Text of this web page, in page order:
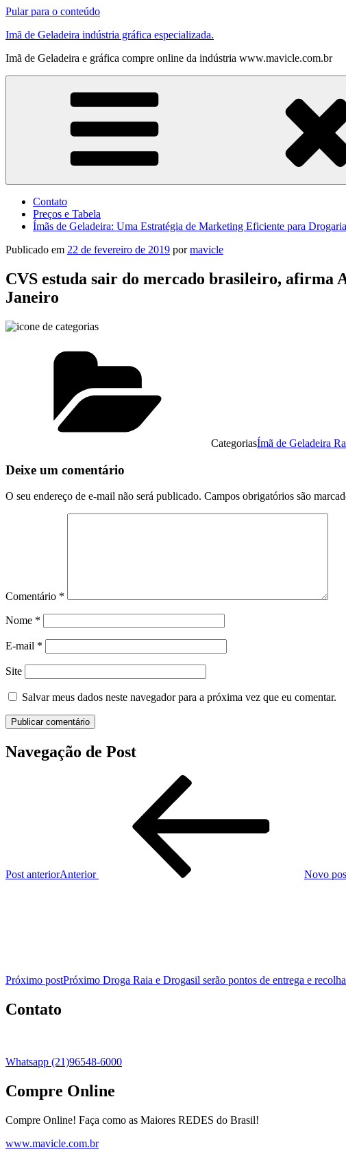
Pular para o conteúdo
Imã de Geladeira indústria gráfica especializada.
Imã de Geladeira e gráfica compre online da indústria www.mavicle.com.br
Contato
Preços e Tabela
Ímãs de Geladeira: Uma Estratégia de Marketing Eficiente para
Publicado em 22 de fevereiro de 2019 pormavicle
CVS estuda sair do mercado brasileiro, afirma
Janeiro
CategoriasÍmã de Geladeira
Deixe um comentário
O seu endereço de e-mail não será publicado. Campos obrigatórios são
Comentário *
Nome *
E-mail *
Site
Salvar meus dados neste navegador para a próxima vez que eu comentar.
Navegação de Post
Post anteriorAnterior Novo
Próximo postPróximo Droga Raia e Drogasil serão pontos de entrega e
Contato
Whatsapp (21)96548-6000
Compre Online
Compre Online! Faça como as Maiores REDES do Brasil!
www.mavicle.com.br